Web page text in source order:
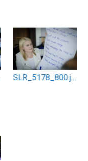
SLR_5178_800.jpg